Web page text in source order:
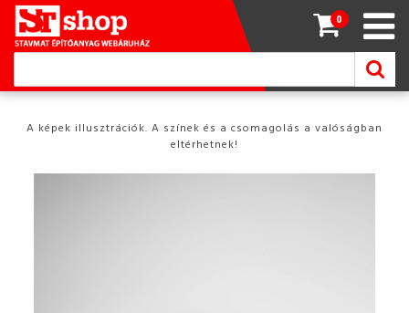
0
A képek illusztrációk. A színek és a csomagolás a valóságban
eltérhetnek!